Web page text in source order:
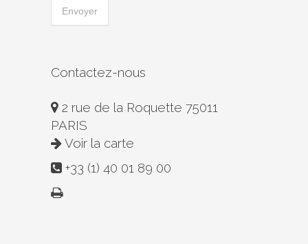
Contactez-nous
2 rue de la Roquette 75011
PARIS
Voir la carte
+33 (1) 40 01 89 00